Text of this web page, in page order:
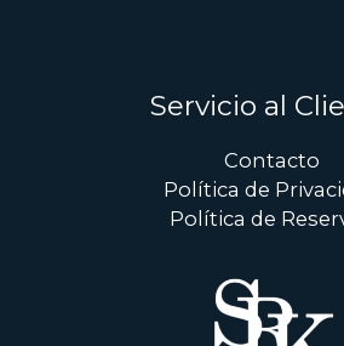
Servicio al
Contacto
Política de
Política de